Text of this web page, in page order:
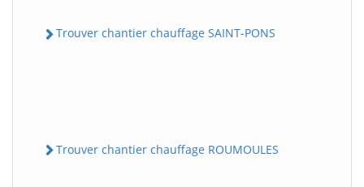
Trouver chantier chauffage SAINT-PONS
Trouver chantier chauffage ROUMOULES